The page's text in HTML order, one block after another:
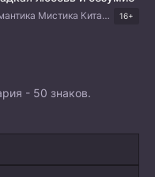
Романтика Мистика Китайские дорамы 16+
- 50 знаков.